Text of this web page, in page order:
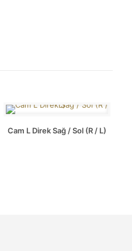
Cam L Direk Sağ / Sol (R / L)